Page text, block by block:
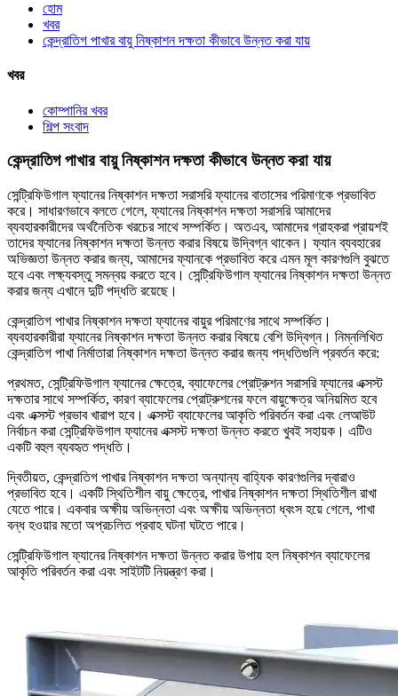
হোম
খবর
কেন্দ্রাতিগ পাখার বায়ু নিষ্কাশন দক্ষতা কীভাবে উন্নত করা যায়
খবর
কোম্পানির খবর
শিল্প সংবাদ
কেন্দ্রাতিগ পাখার বায়ু নিষ্কাশন দক্ষতা কীভাবে উন্নত করা যায়
সেন্ট্রিফিউগাল ফ্যানের নিষ্কাশন দক্ষতা সরাসরি ফ্যানের বাতাসের পরিমাণকে প্রভাবিত
করে। সাধারণভাবে বলতে গেলে, ফ্যানের নিষ্কাশন দক্ষতা সরাসরি আমাদের
ব্যবহারকারীদের অর্থনৈতিক খরচের সাথে সম্পর্কিত। অতএব, আমাদের গ্রাহকরা প্রায়শই
তাদের ফ্যানের নিষ্কাশন দক্ষতা উন্নত করার বিষয়ে উদ্বিগ্ন থাকেন। ফ্যান ব্যবহারের
অভিজ্ঞতা উন্নত করার জন্য, আমাদের ফ্যানকে প্রভাবিত করে এমন মূল কারণগুলি বুঝতে
হবে এবং লক্ষ্যবস্তু সমন্বয় করতে হবে। সেন্ট্রিফিউগাল ফ্যানের নিষ্কাশন দক্ষতা উন্নত
করার জন্য এখানে দুটি পদ্ধতি রয়েছে।
কেন্দ্রাতিগ পাখার নিষ্কাশন দক্ষতা ফ্যানের বায়ুর পরিমাণের সাথে সম্পর্কিত।
ব্যবহারকারীরা ফ্যানের নিষ্কাশন দক্ষতা উন্নত করার বিষয়ে বেশি উদ্বিগ্ন। নিম্নলিখিত
কেন্দ্রাতিগ পাখা নির্মাতারা নিষ্কাশন দক্ষতা উন্নত করার জন্য পদ্ধতিগুলি প্রবর্তন করে:
প্রথমত, সেন্ট্রিফিউগাল ফ্যানের ক্ষেত্রে, ব্যাফেলের প্রোট্রুশন সরাসরি ফ্যানের এক্সস্ট
দক্ষতার সাথে সম্পর্কিত, কারণ ব্যাফেলের প্রোট্রুশনের ফলে বায়ুক্ষেত্র অনিয়মিত হবে
এবং এক্সস্ট প্রভাব খারাপ হবে। এক্সস্ট ব্যাফেলের আকৃতি পরিবর্তন করা এবং লেআউট
নির্বাচন করা সেন্ট্রিফিউগাল ফ্যানের এক্সস্ট দক্ষতা উন্নত করতে খুবই সহায়ক। এটিও
একটি বহুল ব্যবহৃত পদ্ধতি।
দ্বিতীয়ত, কেন্দ্রাতিগ পাখার নিষ্কাশন দক্ষতা অন্যান্য বাহ্যিক কারণগুলির দ্বারাও
প্রভাবিত হবে। একটি স্থিতিশীল বায়ু ক্ষেত্রে, পাখার নিষ্কাশন দক্ষতা স্থিতিশীল রাখা
যেতে পারে। একবার অক্ষীয় অভিন্নতা এবং অক্ষীয় অভিন্নতা ধ্বংস হয়ে গেলে, পাখা
বন্ধ হওয়ার মতো অপ্রচলিত প্রবাহ ঘটনা ঘটতে পারে।
সেন্ট্রিফিউগাল ফ্যানের নিষ্কাশন দক্ষতা উন্নত করার উপায় হল নিষ্কাশন ব্যাফেলের
আকৃতি পরিবর্তন করা এবং সাইটটি নিয়ন্ত্রণ করা।